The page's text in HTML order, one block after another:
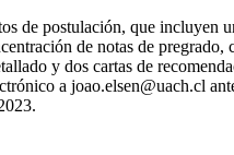
de postulación, que incluyen
de notas de pregrado,
y dos cartas de
a joao.elsen@uach.cl